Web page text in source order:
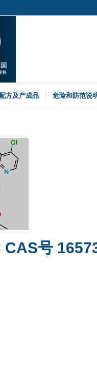
方及产成品 危险和防范说
号